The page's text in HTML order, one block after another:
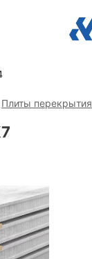
Плиты перекрытия